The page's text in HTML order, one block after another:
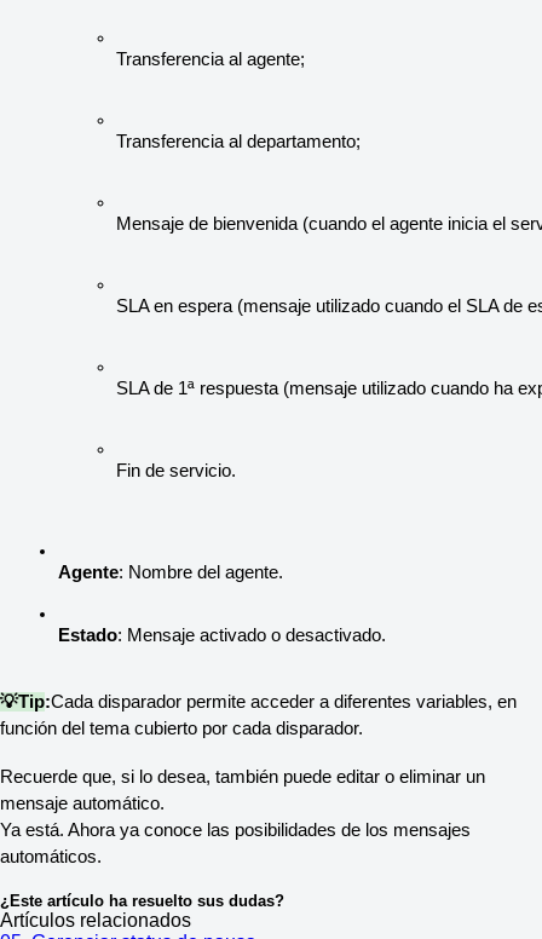
Transferencia al agente;
Transferencia al departamento;
Mensaje de bienvenida (cuando el agente inicia el
SLA en espera (mensaje utilizado cuando el SLA de
SLA de 1ª respuesta (mensaje utilizado cuando ha
Fin de servicio.
Agente: Nombre del agente.
Estado: Mensaje activado o desactivado.
💡Tip:Cada disparador permite acceder a diferentes variables, en
función del tema cubierto por cada disparador.
Recuerde que, si lo desea, también puede editar o eliminar un
mensaje automático.
Ya está. Ahora ya conoce las posibilidades de los mensajes
automáticos.
¿Este artículo ha resuelto sus dudas?
Artículos relacionados